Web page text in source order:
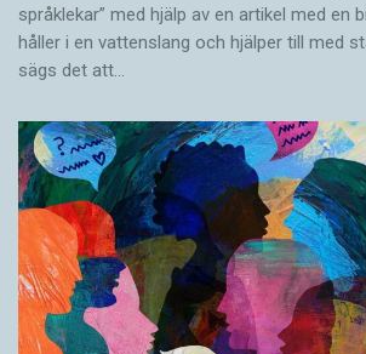
språklekar” med hjälp av en artikel med en
håller i en vatten­slang och hjälper till med
sägs det att…